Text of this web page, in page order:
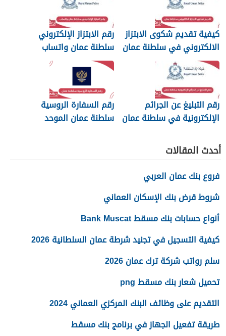
كيفية تقديم شكوى الابتزاز
الالكتروني في سلطنة عمان
رقم الابتزاز الإلكتروني
سلطنة عمان واتساب
رقم التبليغ عن الجرائم
الإلكترونية في سلطنة عمان
رقم السفارة الروسية
سلطنة عمان الموحد
أحدث المقالات
فروع بنك عمان العربي
شروط قرض بنك الإسكان العماني
أنواع حسابات بنك مسقط Bank Muscat
كيفية التسجيل في تجنيد شرطة عمان السلطانية 2026
سلم رواتب شركة ترك عمان 2026
تحميل شعار بنك مسقط png
التقديم على وظائف البنك المركزي العماني 2024
طريقة تفعيل الجهاز في برنامج بنك مسقط